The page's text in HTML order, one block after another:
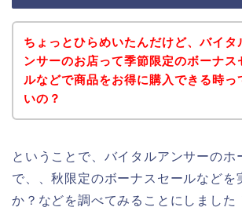
ちょっとひらめいたんだけど、バイタ
ンサーのお店って季節限定のボーナス
ルなどで商品をお得に購入できる時っ
いの？
ということで、バイタルアンサーのホ
で、、秋限定のボーナスセールなどを
か？などを調べてみることにしました